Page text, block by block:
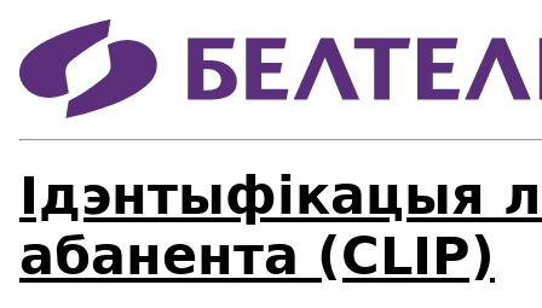
Ідэнтыфікацыя
абанента (CLIP)